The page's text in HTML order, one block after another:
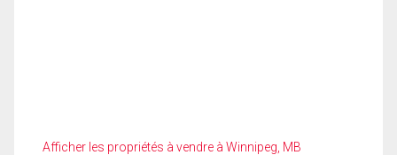
Afficher les propriétés à vendre à Winnipeg, MB